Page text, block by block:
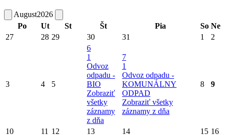
August2026
Po
Ut St Št Pia So Ne
27
28 29 30 31 1 2
3 4 5
6
1
Odvoz
odpadu -
BIO
Zobraziť
všetky
záznamy
z dňa
7
1
Odvoz odpadu -
KOMUNÁLNY
ODPAD
Zobraziť všetky
záznamy z dňa
8 9
10 11 12 13 14 15 16